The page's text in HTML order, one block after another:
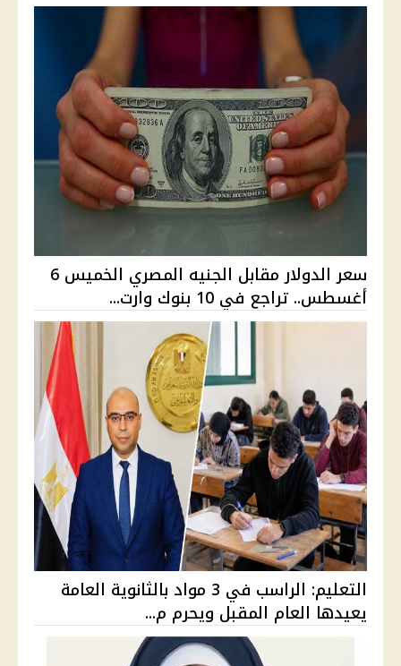
سعر الدولار مقابل الجنيه المصري الخميس 6
أغسطس.. تراجع في 10 بنوك وارت...
التعليم: الراسب في 3 مواد بالثانوية العامة
يعيدها العام المقبل ويحرم م...